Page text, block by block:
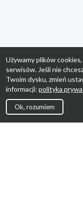
Używamy plików
serwisów. Jeśli nie
Twoim dysku, zmień
informacji: polityka
Ok, rozumiem